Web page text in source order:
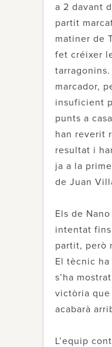
a 2 davant
partit
matiner de
fet créixer
tarragonins.
marcador,
insuficient
punts a
han reverit
resultat i
ja a la
de Juan
Els de
intentat fins
partit, però
El tècnic
s’ha
victòria
acabarà
L’equip